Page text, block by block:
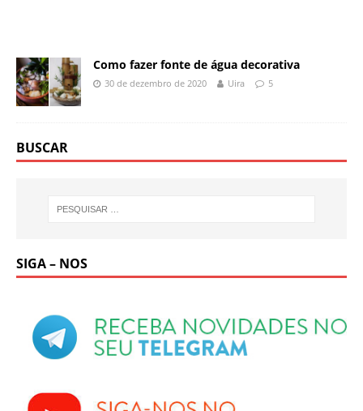
Como fazer fonte de água decorativa
30 de dezembro de 2020 Uira 5
BUSCAR
SIGA – NOS